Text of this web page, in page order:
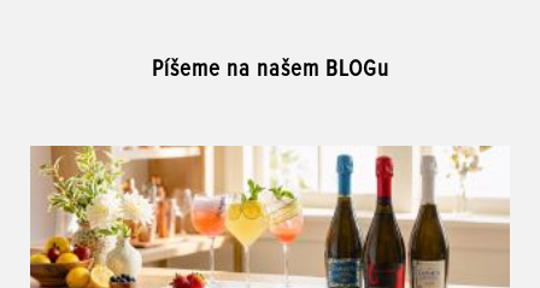
Píšeme na našem BLOGu